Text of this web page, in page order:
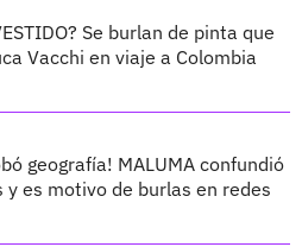
Se burlan de pinta que
Vacchi en viaje a Colombia
geografía! MALUMA confundió
y es motivo de burlas en redes